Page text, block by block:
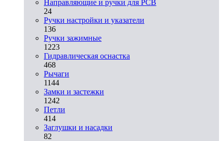
Направляющие и ручки для PCB
24
Ручки настройки и указатели
136
Ручки зажимные
1223
Гидравлическая оснастка
468
Рычаги
1144
Замки и застежки
1242
Петли
414
Заглушки и насадки
82